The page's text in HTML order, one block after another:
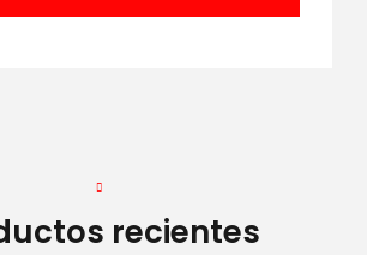
recientes